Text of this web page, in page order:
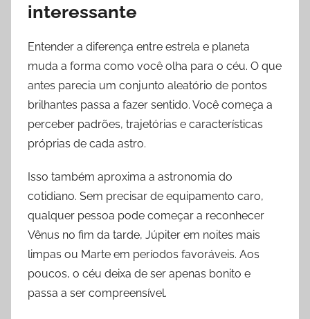
interessante
Entender a diferença entre estrela e planeta
muda a forma como você olha para o céu. O que
antes parecia um conjunto aleatório de pontos
brilhantes passa a fazer sentido. Você começa a
perceber padrões, trajetórias e características
próprias de cada astro.
Isso também aproxima a astronomia do
cotidiano. Sem precisar de equipamento caro,
qualquer pessoa pode começar a reconhecer
Vênus no fim da tarde, Júpiter em noites mais
limpas ou Marte em períodos favoráveis. Aos
poucos, o céu deixa de ser apenas bonito e
passa a ser compreensível.